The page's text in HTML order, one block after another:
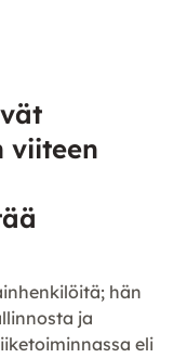
viiteen
hän
ja
eli